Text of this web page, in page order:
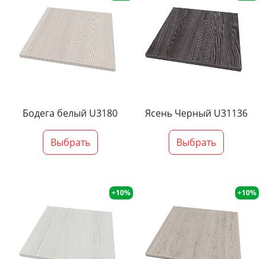
Бодега белый U3180
Выбрать
Ясень Черный U31136
Выбрать
+10% +10%